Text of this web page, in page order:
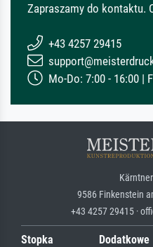
Zapraszamy do kontaktu.
+43 4257 29415
Mo-Do: 7:00 - 16:00 |
9586 Finkenstein
+43 4257 29415 ·
Stopka
Dodatkowe